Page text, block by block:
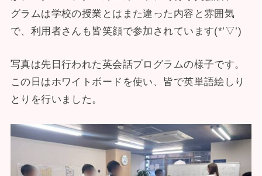
グラムは学校の授業とはまた違った内容と雰囲気
で、利用者さんも皆笑顔で参加されています(*’▽’)
写真は先日行われた英会話プログラムの様子です。
この日はホワイトボードを使い、皆で英単語絵しり
とりを行いました。